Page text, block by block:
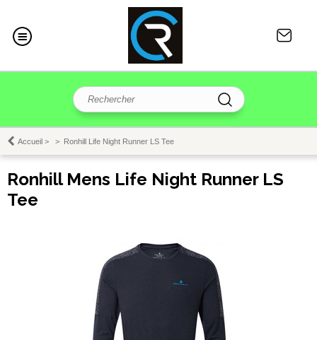
Accueil > > Ronhill Life Night Runner LS Tee
Ronhill Mens Life Night Runner LS
Tee